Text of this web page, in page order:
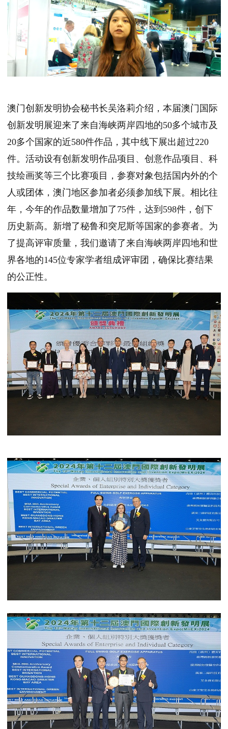
澳门创新发明协会秘书长吴洛莉介绍，本届澳门国际
创新发明展迎来了来自海峡两岸四地的50多个城市及
20多个国家的近580件作品，其中线下展出超过220
件。活动设有创新发明作品项目、创意作品项目、科
技绘画奖等三个比赛项目，参赛对象包括国内外的个
人或团体，澳门地区参加者必须参加线下展。相比往
年，今年的作品数量增加了75件，达到598件，创下
历史新高。新增了秘鲁和突尼斯等国家的参赛者。为
了提高评审质量，我们邀请了来自海峡两岸四地和世
界各地的145位专家学者组成评审团，确保比赛结果
的公正性。